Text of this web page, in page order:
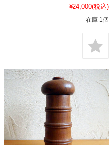
¥24,000(税込)
在庫 1個